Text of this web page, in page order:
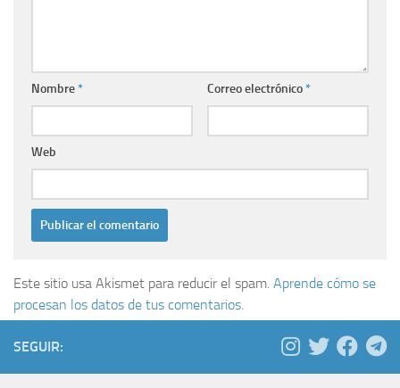
Nombre* Correo electrónico*
Web
Este sitio usa Akismet para reducir el spam. Aprende cómo se
procesan los datos de tus comentarios.
SEGUIR: